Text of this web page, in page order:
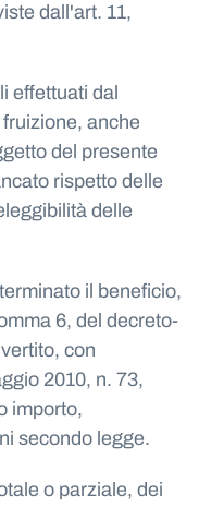
dall'art. 11,
effettuati dal
anche
del presente
rispetto delle
delle
il beneficio,
6, del decreto-
con
2010, n. 73,
importo,
secondo legge.
o parziale, dei